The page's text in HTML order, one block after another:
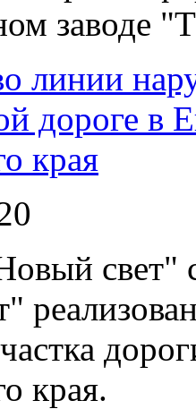
заводе
линии
дороге в
края
свет"
края.